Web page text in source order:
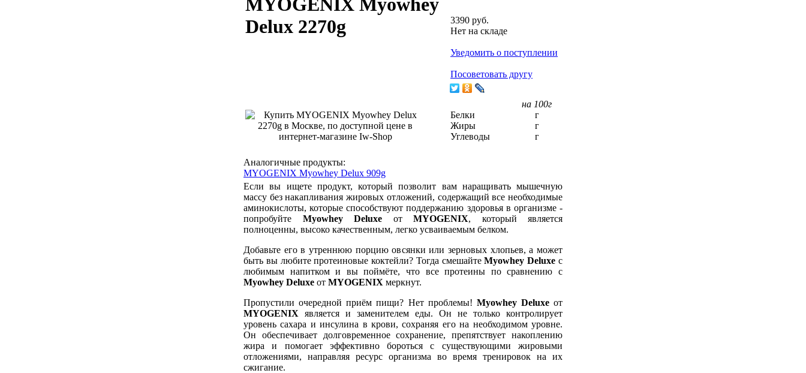
Delux 2270g
3390 руб.
Нет на складе
Уведомить о поступлении
Посоветовать другу
на 100г
Белки
г
Жиры
г
Углеводы
г
Аналогичные продукты:
MYOGENIX Myowhey Delux 909g
Если вы ищете продукт, который позволит вам наращивать мышечную
массу без накапливания жировых отложений, содержащий все необходимые
аминокислоты, которые способствуют поддержанию здоровья в организме -
попробуйте Myowhey Deluxe от MYOGENIX, который является
полноценны, высоко качественным, легко усваиваемым белком.
Добавьте его в утреннюю порцию овсянки или зерновых хлопьев, а может
быть вы любите протеиновые коктейли? Тогда смешайтеMyowhey Deluxeс
любимым напитком и вы поймёте, что все протеины по сравнению с
Myowhey Deluxe от MYOGENIX меркнут.
Пропустили очередной приём пищи? Нет проблемы! Myowhey Deluxeот
MYOGENIX является и заменителем еды. Он не только контролирует
уровень сахара и инсулина в крови, сохраняя его на необходимом уровне.
Он обеспечивает долговременное сохранение, препятствует накоплению
жира и помогает эффективно бороться с существующими жировыми
отложениями, направляя ресурс организма во время тренировок на их
сжигание.